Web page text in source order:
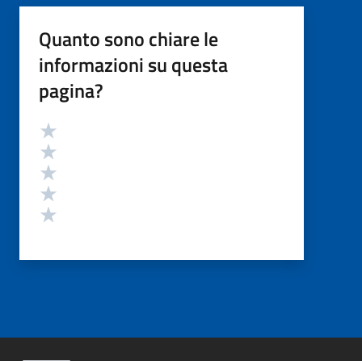
Quanto sono chiare le
informazioni su questa
pagina?
Valutazione